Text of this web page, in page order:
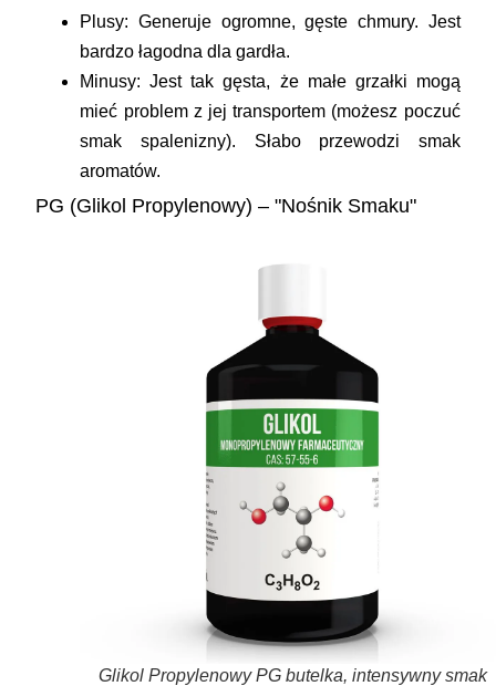
Plusy: Generuje ogromne, gęste chmury. Jest
bardzo łagodna dla gardła.
Minusy: Jest tak gęsta, że małe grzałki mogą
mieć problem z jej transportem (możesz poczuć
smak spalenizny). Słabo przewodzi smak
aromatów.
PG (Glikol Propylenowy) – "Nośnik Smaku"
Glikol Propylenowy PG butelka, intensywny smak